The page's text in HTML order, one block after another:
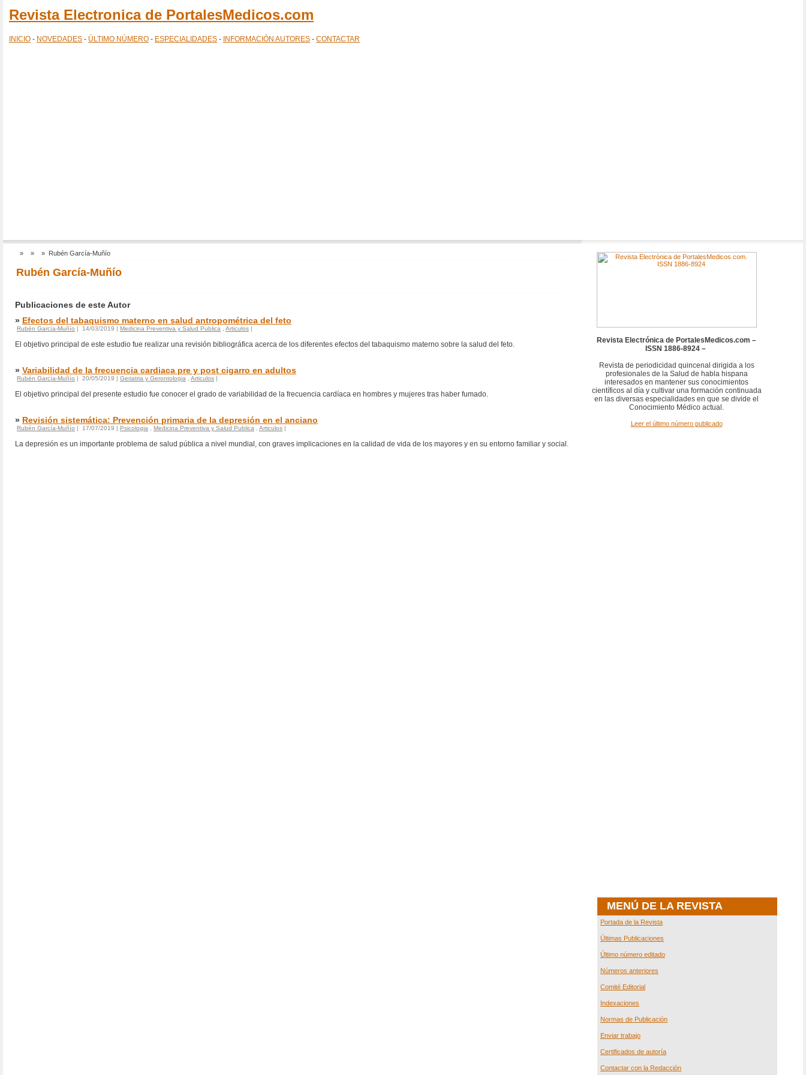
Revista Electronica de PortalesMedicos.com
INICIO - NOVEDADES - ÚLTIMO NÚMERO - ESPECIALIDADES - INFORMACIÓN AUTORES - CONTACTAR
» » » Rubén García-Muñío
Rubén García-Muñío
Publicaciones de este Autor
» Efectos del tabaquismo materno en salud antropométrica del feto
Rubén García-Muñío | 14/03/2019 | Medicina Preventiva y Salud Publica Articulos |
El objetivo principal de este estudio fue realizar una revisión bibliográfica acerca de los diferentes efectos del tabaquismo materno sobre la salud del feto.
» Variabilidad de la frecuencia cardiaca pre y post cigarro en adultos
Rubén García-Muñío | 20/05/2019 | Geriatria y Gerontologia Articulos |
El objetivo principal del presente estudio fue conocer el grado de variabilidad de la frecuencia cardíaca en hombres y mujeres tras haber fumado.
» Revisión sistemática: Prevención primaria de la depresión en el anciano
Rubén García-Muñío | 17/07/2019 | Psicologia Medicina Preventiva y Salud Publica Articulos |
La depresión es un importante problema de salud pública a nivel mundial, con graves implicaciones en la calidad de vida de los mayores y en su entorno familiar y social.
Revista Electrónica de PortalesMedicos.com –
ISSN 1886-8924 –
Revista de periodicidad quincenal dirigida a los
profesionales de la Salud de habla hispana
interesados en mantener sus conocimientos
científicos al día y cultivar una formación continuada
en las diversas especialidades en que se divide el
Conocimiento Médico actual.
Leer el último número publicado
MENÚ DE LA REVISTA
Portada de la Revista
Últimas Publicaciones
Último número editado
Números anteriores
Comité Editorial
Indexaciones
Normas de Publicación
Enviar trabajo
Certificados de autoría
Contactar con la Redacción